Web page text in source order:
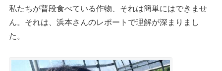
私たちが普段食べている作物、それは簡単にはできませ
ん。それは、浜本さんのレポートで理解が深まりまし
た。